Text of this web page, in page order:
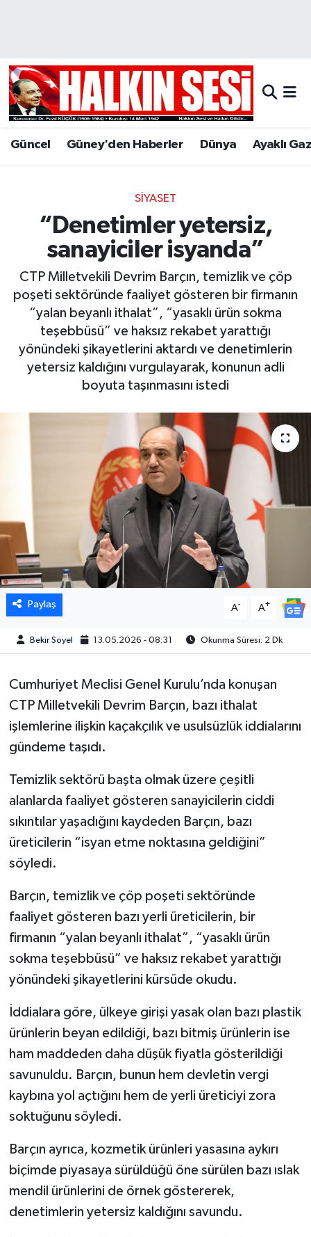
Güncel Güney'den Haberler Dünya Ayaklı
SIYASET
“Denetimler yetersiz,
sanayiciler isyanda”
CTP Milletvekili Devrim Barçın, temizlik ve çöp
poşeti sektöründe faaliyet gösteren bir firmanın
“yalan beyanlı ithalat”, “yasaklı ürün sokma
teşebbüsü” ve haksız rekabet yarattığı
yönündeki şikayetlerini aktardı ve denetimlerin
yetersiz kaldığını vurgulayarak, konunun adli
boyuta taşınmasını istedi
Paylaş A- A+
Bekir Soyel 13.05.2026 - 08:31 Okunma Süresi: 2 Dk
Cumhuriyet Meclisi Genel Kurulu’nda konuşan
CTP Milletvekili Devrim Barçın, bazı ithalat
işlemlerine ilişkin kaçakçılık ve usulsüzlük iddialarını
gündeme taşıdı.
Temizlik sektörü başta olmak üzere çeşitli
alanlarda faaliyet gösteren sanayicilerin ciddi
sıkıntılar yaşadığını kaydeden Barçın, bazı
üreticilerin “isyan etme noktasına geldiğini”
söyledi.
Barçın, temizlik ve çöp poşeti sektöründe
faaliyet gösteren bazı yerli üreticilerin, bir
firmanın “yalan beyanlı ithalat”, “yasaklı ürün
sokma teşebbüsü” ve haksız rekabet yarattığı
yönündeki şikayetlerini kürsüde okudu.
İddialara göre, ülkeye girişi yasak olan bazı plastik
ürünlerin beyan edildiği, bazı bitmiş ürünlerin ise
ham maddeden daha düşük fiyatla gösterildiği
savunuldu. Barçın, bunun hem devletin vergi
kaybına yol açtığını hem de yerli üreticiyi zora
soktuğunu söyledi.
Barçın ayrıca, kozmetik ürünleri yasasına aykırı
biçimde piyasaya sürüldüğü öne sürülen bazı ıslak
mendil ürünlerini de örnek göstererek,
denetimlerin yetersiz kaldığını savundu.
Hava Durumu
Trafik Durumu
Son Dakika Haberleri
Haber Arşivi